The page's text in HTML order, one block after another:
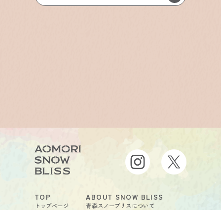
TOP
トップページ
ABOUT SNOW BLISS
青森スノーブリスについて